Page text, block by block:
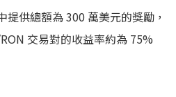
供總額為 300 萬美元的獎勵，
交易對的收益率約為 75%